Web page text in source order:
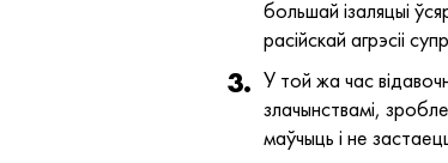
большай ізаляцыі
расійскай агрэсіі
У той жа час
злачынствамі,
маўчыць і не